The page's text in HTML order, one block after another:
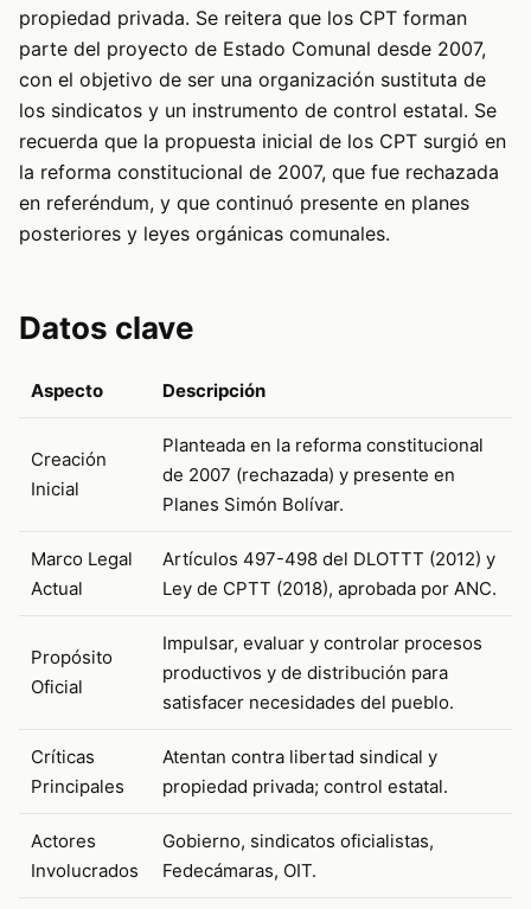
propiedad privada. Se reitera que los CPT forman
parte del proyecto de Estado Comunal desde 2007,
con el objetivo de ser una organización sustituta de
los sindicatos y un instrumento de control estatal. Se
recuerda que la propuesta inicial de los CPT surgió en
la reforma constitucional de 2007, que fue rechazada
en referéndum, y que continuó presente en planes
posteriores y leyes orgánicas comunales.
Datos clave
Aspecto Descripción
Creación
Inicial
Planteada en la reforma constitucional
de 2007 (rechazada) y presente en
Planes Simón Bolívar.
Marco Legal
Actual
Artículos 497-498 del DLOTTT (2012) y
Ley de CPTT (2018), aprobada por ANC.
Propósito
Oficial
Impulsar, evaluar y controlar procesos
productivos y de distribución para
satisfacer necesidades del pueblo.
Críticas
Principales
Atentan contra libertad sindical y
propiedad privada; control estatal.
Actores
Involucrados
Gobierno, sindicatos oficialistas,
Fedecámaras, OIT.